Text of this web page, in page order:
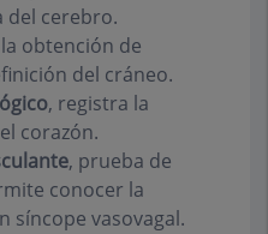
del cerebro.
obtención de
del cráneo.
, registra la
corazón.
, prueba de
conocer la
síncope vasovagal.